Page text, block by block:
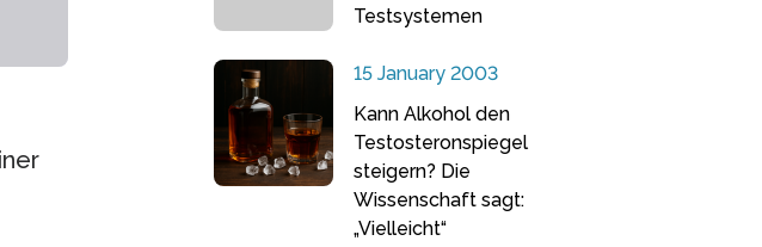
Testsystemen
15 January 2003
Kann Alkohol den
Testosteronspiegel
steigern? Die
Wissenschaft sagt:
„Vielleicht“